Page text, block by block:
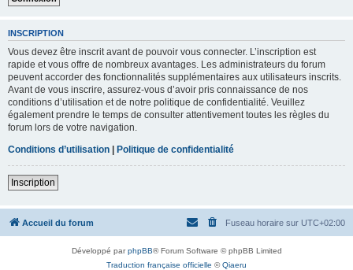
INSCRIPTION
Vous devez être inscrit avant de pouvoir vous connecter. L’inscription est
rapide et vous offre de nombreux avantages. Les administrateurs du forum
peuvent accorder des fonctionnalités supplémentaires aux utilisateurs inscrits.
Avant de vous inscrire, assurez-vous d’avoir pris connaissance de nos
conditions d’utilisation et de notre politique de confidentialité. Veuillez
également prendre le temps de consulter attentivement toutes les règles du
forum lors de votre navigation.
Conditions d’utilisation | Politique de confidentialité
Inscription
Accueil du forum Fuseau horaire sur UTC+02:00
Développé parphpBB® Forum Software © phpBB Limited
Traduction française officielle ©Qiaeru